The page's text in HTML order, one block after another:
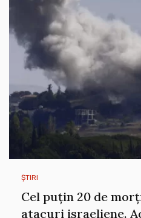
ȘTIRI
Cel puțin 20 de
atacuri israeliene.